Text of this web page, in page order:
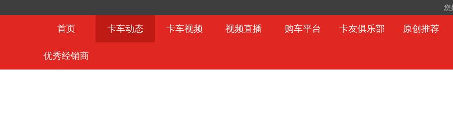
您
首页 卡车动态 卡车视频 视频直播 购车平台 卡友俱乐部 原创推荐
优秀经销商